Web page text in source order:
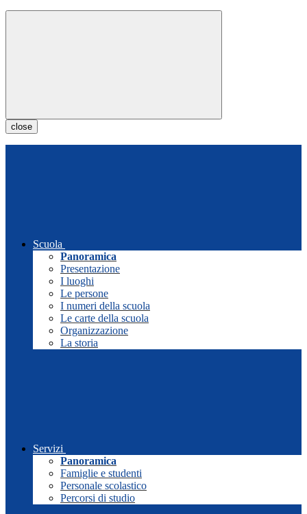
close
Scuola
Panoramica
Presentazione
I luoghi
Le persone
I numeri della scuola
Le carte della scuola
Organizzazione
La storia
Servizi
Panoramica
Famiglie e studenti
Personale scolastico
Percorsi di studio